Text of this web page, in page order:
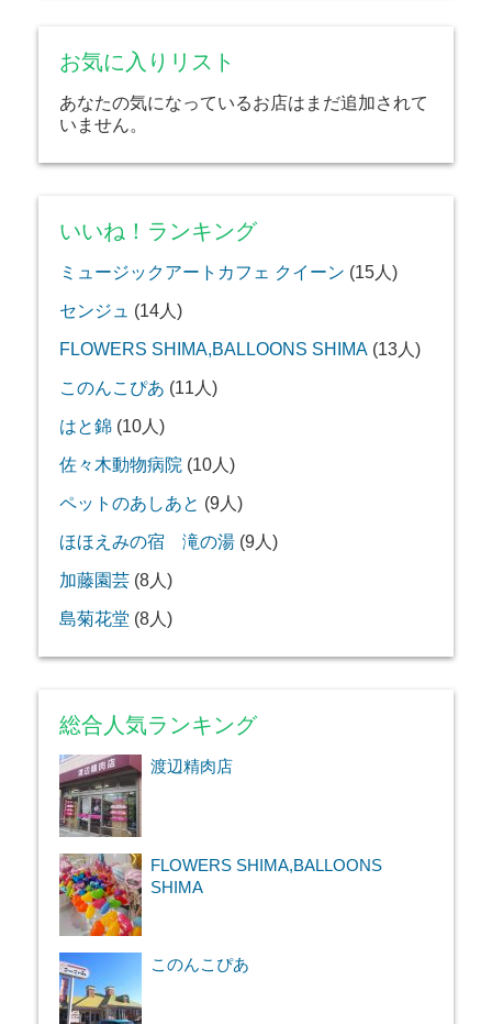
お気に入りリスト
あなたの気になっているお店はまだ追加されて
いません。
いいね！ランキング
ミュージックアートカフェ クイーン (15人)
センジュ (14人)
FLOWERS SHIMA,BALLOONS SHIMA (13人)
このんこぴあ (11人)
はと錦 (10人)
佐々木動物病院 (10人)
ペットのあしあと (9人)
ほほえみの宿 滝の湯 (9人)
加藤園芸 (8人)
島菊花堂 (8人)
総合人気ランキング
渡辺精肉店
FLOWERS SHIMA,BALLOONS
SHIMA
このんこぴあ